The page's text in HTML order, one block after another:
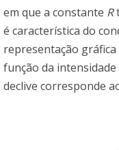
em que a constante R
é característica do
representação
função da
declive corresponde